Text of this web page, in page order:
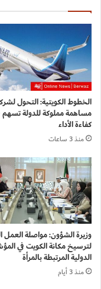
الخطوط الكويتية: التحول
مساهمة مملوكة للدولة تسهم
كفاءة الأداء
منذ 3 ساعات
وزيرة الشؤون: مواصلة
لترسيخ مكانة الكويت في
الدولية المرتبطة بالمرأة
منذ 3 أيام